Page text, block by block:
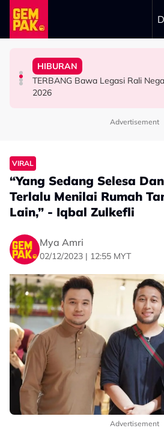
Skip to main content
HIBURAN
Yusry Belum Terfikir Masuk GV,
HIBURAN
TERBANG Bawa Legasi Rali
2026
HIBURAN
Big Stage Rocketfuel: Didakwa
Ranisha Jawab: “Bagi Saya Itu
HIBURAN
Netizen Restu! Semua Tak Sabar
1968
Advertisement
VIRAL
“Yang Sedang Selesa
Terlalu Menilai Rumah
Lain,” - Iqbal Zulkefli
Mya Amri
02/12/2023 | 12:55 MYT
Advertisement